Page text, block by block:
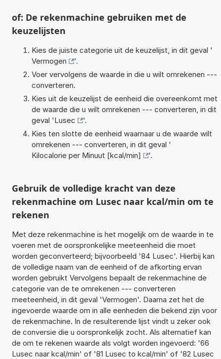
of: De rekenmachine gebruiken met de
keuzelijsten
Kies de juiste categorie uit de keuzelijst, in dit geval '
Vermogen
'.
Voer vervolgens de waarde in die u wilt omrekenen ---
converteren.
Kies uit de keuzelijst de eenheid die overeenkomt met
de waarde die u wilt omrekenen --- converteren, in dit
geval 'Lusec
'.
Kies ten slotte de eenheid waarnaar u de waarde wilt
omrekenen --- converteren, in dit geval '
Kilocalorie per Minuut [kcal/min]
'.
Gebruik de volledige kracht van deze
rekenmachine om Lusec naar kcal/min om te
rekenen
Met deze rekenmachine is het mogelijk om de waarde in te
voeren met de oorspronkelijke meeteenheid die moet
worden geconverteerd; bijvoorbeeld '84 Lusec'. Hierbij kan
de volledige naam van de eenheid of de afkorting ervan
worden gebruikt Vervolgens bepaalt de rekenmachine de
categorie van de te omrekenen --- converteren
meeteenheid, in dit geval 'Vermogen'. Daarna zet het de
ingevoerde waarde om in alle eenheden die bekend zijn voor
de rekenmachine. In de resulterende lijst vindt u zeker ook
de conversie die u oorspronkelijk zocht. Als alternatief kan
de om te rekenen waarde als volgt worden ingevoerd: '66
Lusec naar kcal/min' of '81 Lusec to kcal/min' of '82 Lusec